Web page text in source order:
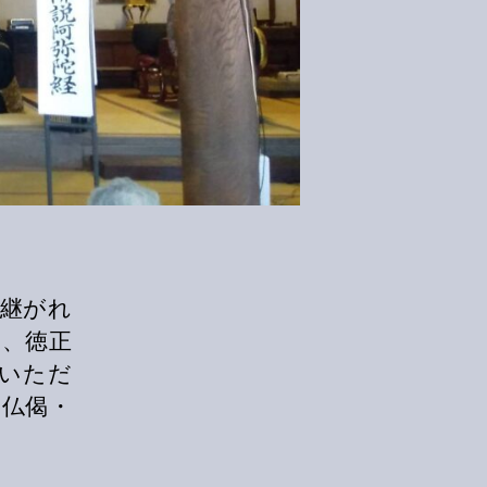
がれ
徳正
ただ
偈・